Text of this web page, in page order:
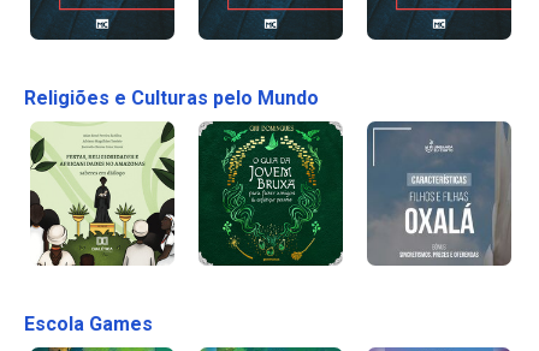
Religiões e Culturas pelo Mundo
Escola Games